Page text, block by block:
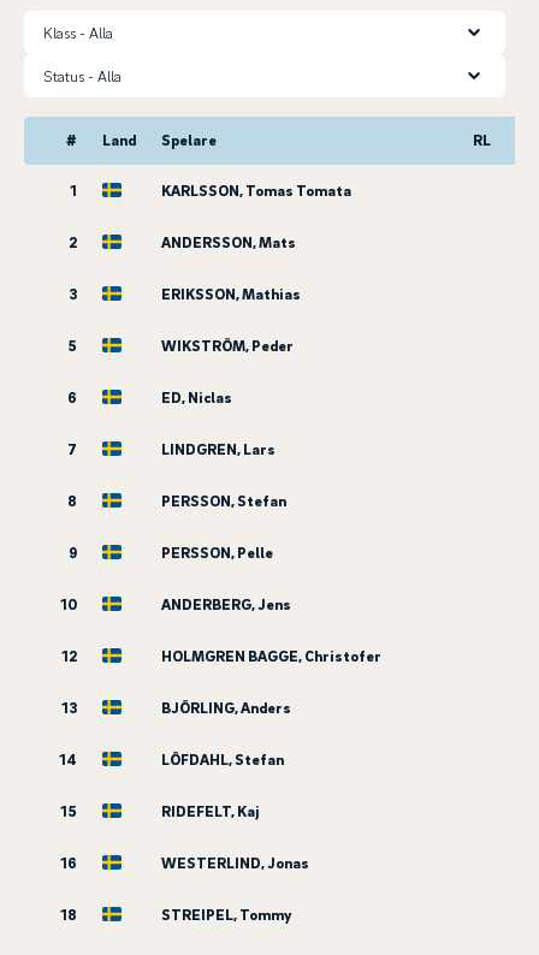
Klass
Status
# Land Spelare RL
1 KARLSSON, Tomas Tomata
2 ANDERSSON, Mats
3 ERIKSSON, Mathias
5 WIKSTRÖM, Peder
6 ED, Niclas
7 LINDGREN, Lars
8 PERSSON, Stefan
9 PERSSON, Pelle
10 ANDERBERG, Jens
12 HOLMGREN BAGGE, Christofer
13 BJÖRLING, Anders
14 LÖFDAHL, Stefan
15 RIDEFELT, Kaj
16 WESTERLIND, Jonas
18 STREIPEL, Tommy